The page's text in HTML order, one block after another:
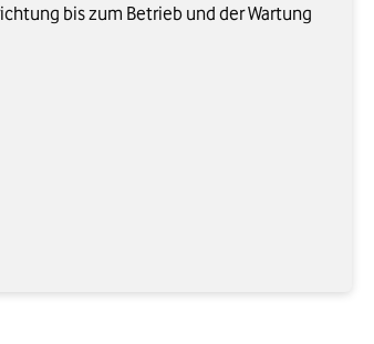
bis zum Betrieb und der Wartung